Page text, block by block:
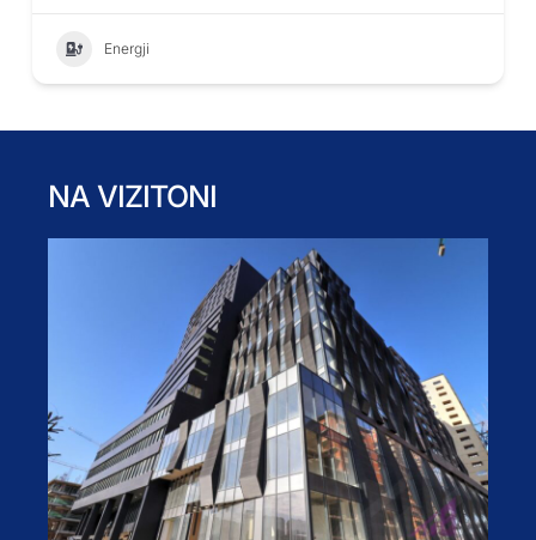
Energji
NA VIZITONI